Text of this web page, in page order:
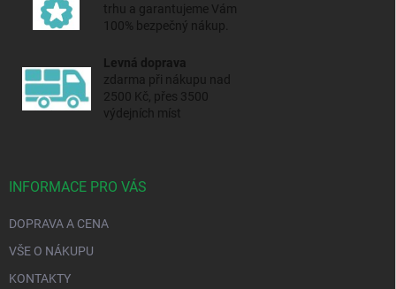
trhu a garantujeme Vám
100% bezpečný nákup.
Levná doprava
zdarma při nákupu nad
2500 Kč, přes 3500
výdejních míst
INFORMACE PRO VÁS
DOPRAVA A CENA
VŠE O NÁKUPU
KONTAKTY